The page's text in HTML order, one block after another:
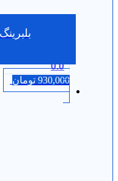
0.0
930,000 تومان